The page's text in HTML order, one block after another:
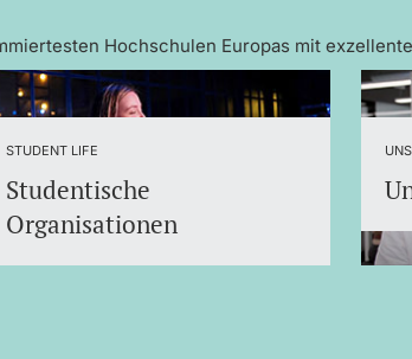
Hochschulen Europas mit
STUDENT LIFE
Studentische
Organisationen